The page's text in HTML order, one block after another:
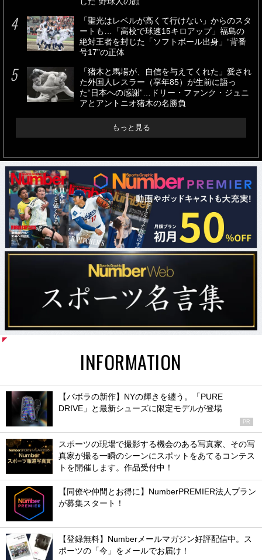
「聖光はレベルが高くて行けない」からのスタ
ートも…「高校で球速15キロアップ」福島の
絶対王者を封じた「ソフトボール出身」“背番
号17”の正体
「猪木と馬場が、自信を与えてくれた」愛され
た外国人レスラー（享年85）が生前に語っ
た“日本への感謝”…ドリー・ファンク・ジュニ
アとアントニオ猪木の名勝負
もっと見る
INFORMATION
【バボラの新作】NYの輝きを纏う。「PURE
DRIVE」と最新シューズに限定モデルが登場
PR
スポーツの現場で撮影する機会のある写真家、その写
真家が撮る一瞬のシーンにスポットをあてるコンテス
トを開催します。作品受付中！
【同僚や仲間とお得に】NumberPREMIER法人プラン
が募集スタート！
【登録無料】Numberメールマガジン好評配信中。ス
ポーツの「今」をメールでお届け！